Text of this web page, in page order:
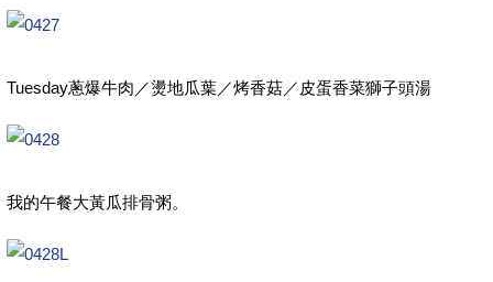
Tuesday蔥爆牛肉／燙地瓜葉／烤香菇／皮蛋香菜獅子頭湯
我的午餐大黃瓜排骨粥。